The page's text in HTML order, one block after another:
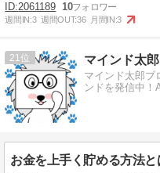
2061189 10
週間IN:3 週間OUT:36 月間IN:3
21 マインド太
マインド太郎ブ
ンドを発信中！
お金を上手く貯める方法と